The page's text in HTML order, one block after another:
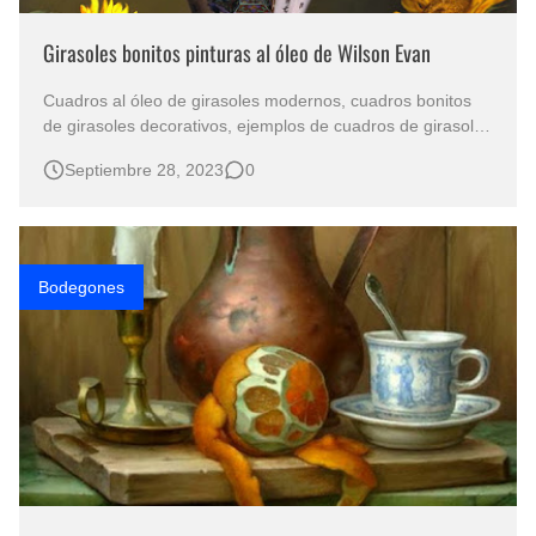
Girasoles bonitos pinturas al óleo de Wilson Evan
Cuadros al óleo de girasoles modernos, cuadros bonitos
de girasoles decorativos, ejemplos de cuadros de girasoles
de girasoles para decorar la sala, cuadros de girasoles
girasoles e…
Septiembre 28, 2023 0
Bodegones